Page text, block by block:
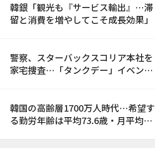
韓銀「観光も『サービス輸出』…滞
留と消費を増やしてこそ成長効果」
警察、スターバックスコリア本社を
家宅捜査…「タンクデー」イベント
韓国の高齢層1700万人時代…希望す
る勤労年齢は平均73.6歳・月平均賃